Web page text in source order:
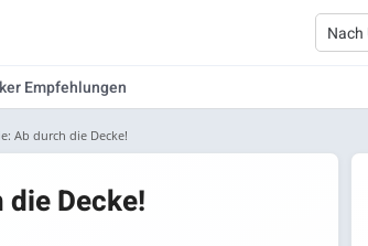
Empfehlungen
Ab durch die Decke!
Decke!